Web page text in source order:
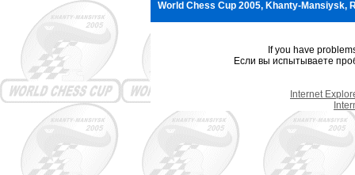
World Chess Cup 2005, Khanty-Mansiysk,
If you have
Если вы испытываете
Internet